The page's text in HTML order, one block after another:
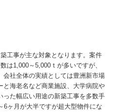
工事が主な対象となります。案件
は1,000～5,000ｔが多いですが、
会社全体の実績としては豊洲新市場
と海老名など商業施設、大学病院や
った幅広い用途の新築工事を多数手
6ヶ月が大半ですが超大型物件にな